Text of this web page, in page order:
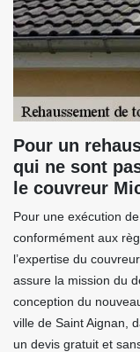
Pour un
qui ne sont
le couvreur
Pour une exécution
conformément aux
l’expertise du
assure la mission du
conception du
ville de Saint Aignan,
un devis gratuit et